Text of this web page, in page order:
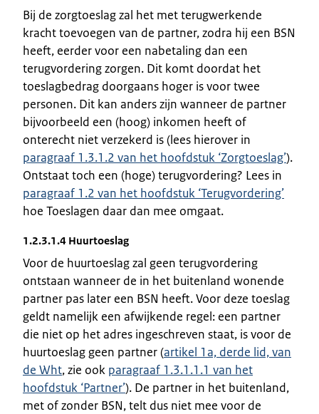
Bij de zorgtoeslag zal het met terugwerkende
kracht toevoegen van de partner, zodra hij een BSN
heeft, eerder voor een nabetaling dan een
terugvordering zorgen. Dit komt doordat het
toeslagbedrag doorgaans hoger is voor twee
personen. Dit kan anders zijn wanneer de partner
bijvoorbeeld een (hoog) inkomen heeft of
onterecht niet verzekerd is (lees hierover in
paragraaf 1.3.1.2 van het hoofdstuk ‘Zorgtoeslag’).
Ontstaat toch een (hoge) terugvordering? Lees in
paragraaf 1.2 van het hoofdstuk ‘Terugvordering’
hoe Toeslagen daar dan mee omgaat.
1.2.3.1.4 Huurtoeslag
Voor de huurtoeslag zal geen terugvordering
ontstaan wanneer de in het buitenland wonende
partner pas later een BSN heeft. Voor deze toeslag
geldt namelijk een afwijkende regel: een partner
die niet op het adres ingeschreven staat, is voor de
huurtoeslag geen partner (artikel 1a, derde lid, van
de Wht, zie ook paragraaf 1.3.1.1.1 van het
hoofdstuk ‘Partner’). De partner in het buitenland,
met of zonder BSN, telt dus niet mee voor de